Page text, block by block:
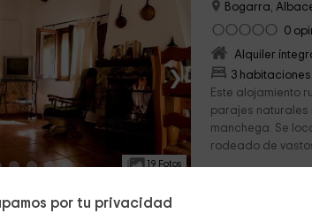
por tu privacidad
›
19 Fotos
Bogarra,
0
Alquiler
3 habitaciones
Este alojamiento
parajes naturales
manchega. Se
rodeado de